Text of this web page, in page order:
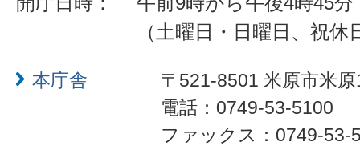
（土曜日・日曜日、祝
本庁舎
〒521-8501 米原市米
電話：0749-53-5100
ファックス：0749-53-